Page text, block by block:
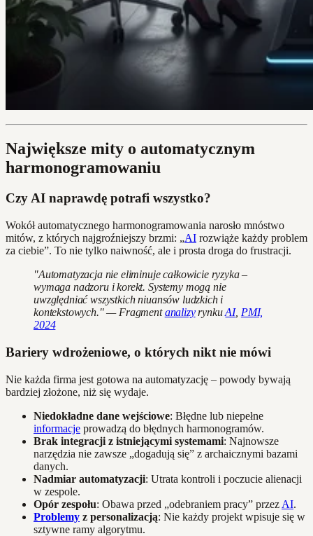
Największe mity o automatycznym
harmonogramowaniu
Czy AI naprawdę potrafi wszystko?
Wokół automatycznego harmonogramowania narosło mnóstwo
mitów, z których najgroźniejszy brzmi: „AI rozwiąże każdy problem
za ciebie”. To nie tylko naiwność, ale i prosta droga do frustracji.
"Automatyzacja nie eliminuje całkowicie ryzyka –
wymaga nadzoru i korekt. Systemy mogą nie
uwzględniać wszystkich niuansów ludzkich i
kontekstowych." — FragmentanalizyrynkuAI, PMI,
2024
Bariery wdrożeniowe, o których nikt nie mówi
Nie każda firma jest gotowa na automatyzację – powody bywają
bardziej złożone, niż się wydaje.
Niedokładne dane wejściowe: Błędne lub niepełne
informacje prowadzą do błędnych harmonogramów.
Brak integracji z istniejącymi systemami: Najnowsze
narzędzia nie zawsze „dogadują się” z archaicznymi bazami
danych.
Nadmiar automatyzacji: Utrata kontroli i poczucie alienacji
w zespole.
Opór zespołu: Obawa przed „odebraniem pracy” przez AI.
Problemy z personalizacją: Nie każdy projekt wpisuje się w
sztywne ramy algorytmu.